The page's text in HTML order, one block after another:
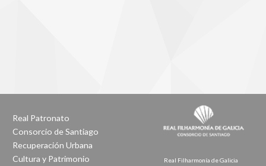
Real Patronato
Consorcio de Santiago
Recuperación Urbana
Cultura y Patrimonio
Real Filharmonía de Galicia